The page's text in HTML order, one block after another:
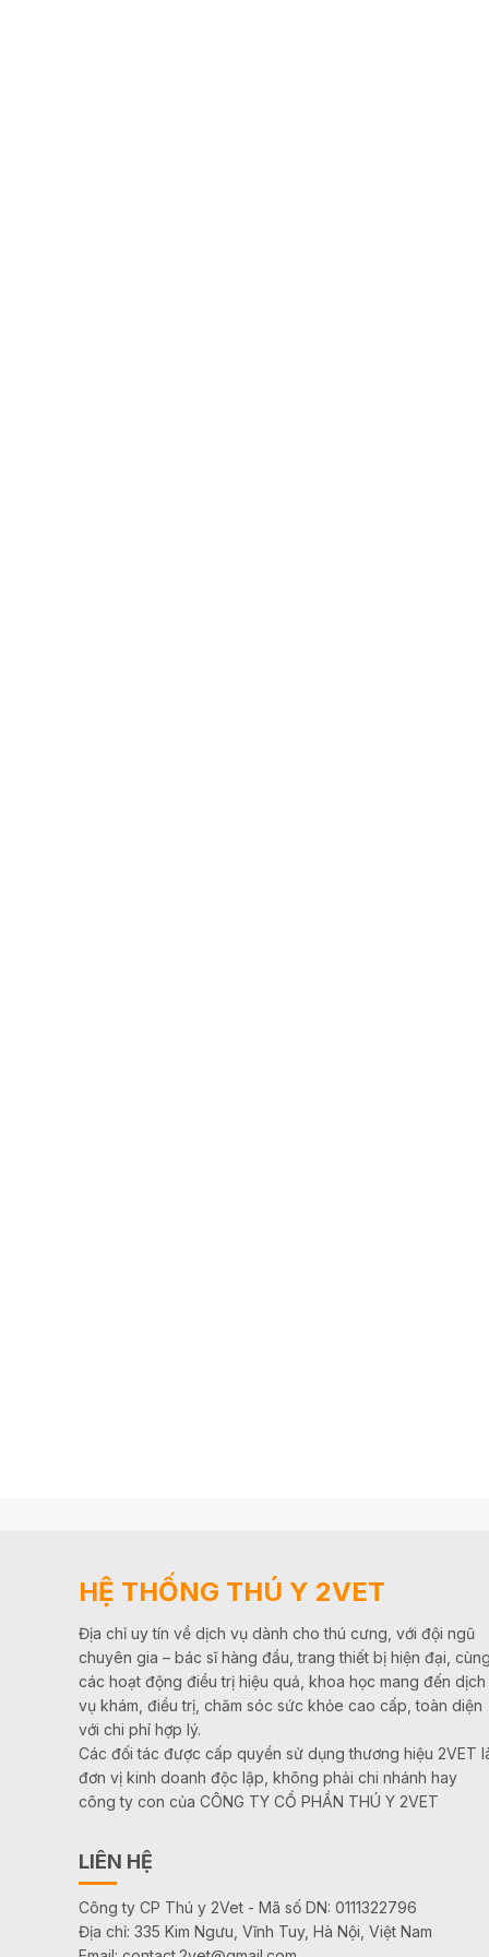
HỆ THỐNG THÚ Y 2VET
Địa chỉ uy tín về dịch vụ dành cho thú cưng, với đội ngũ
chuyên gia – bác sĩ hàng đầu, trang thiết bị hiện đại, cùng
các hoạt động điều trị hiệu quả, khoa học mang đến dịch
vụ khám, điều trị, chăm sóc sức khỏe cao cấp, toàn diện
với chi phí hợp lý.
Các đối tác được cấp quyền sử dụng thương hiệu 2VET
đơn vị kinh doanh độc lập, không phải chi nhánh hay
công ty con của CÔNG TY CỔ PHẦN THÚ Y 2VET
LIÊN HỆ
Công ty CP Thú y 2Vet - Mã số DN: 0111322796
Địa chỉ: 335 Kim Ngưu, Vĩnh Tuy, Hà Nội, Việt Nam